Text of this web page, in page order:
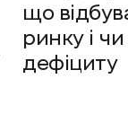
що
ринку і
дефіциту